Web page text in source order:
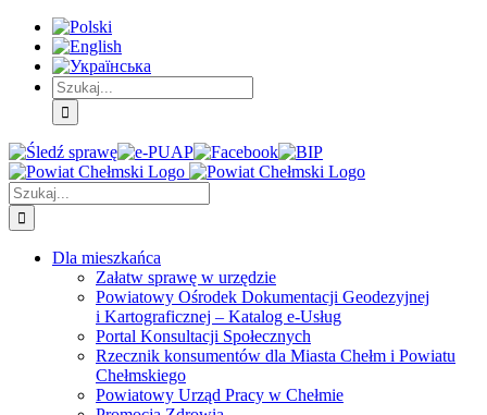
Skip
Treść
główna
Skip
Menu
główne
Skip
Menu
dodatkowe
Szukaj
Śledź
sprawę
E-
PUAP
Facebook BIP Instagram
Szukaj
Dla mieszkańca
Załatw sprawę w urzędzie
Powiatowy Ośrodek Dokumentacji Geodezyjnej
i Kartograficznej – Katalog e-Usług
Portal Konsultacji Społecznych
Rzecznik konsumentów dla Miasta Chełm i Powiatu
Chełmskiego
Powiatowy Urząd Pracy w Chełmie